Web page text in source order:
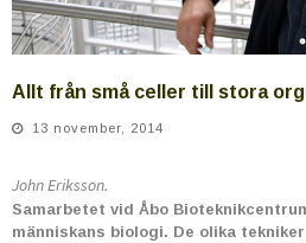
Allt från små celler till stora
13 november, 2014
John Eriksson.
Samarbetet vid Åbo
människans biologi. De olika